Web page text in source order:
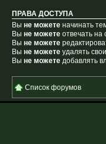
ПРАВА ДОСТУПА
Вы не можете начинать
Вы не можете отвечать
Вы не можете
Вы не можете удалять
Вы не можете добавлять
Список форумов